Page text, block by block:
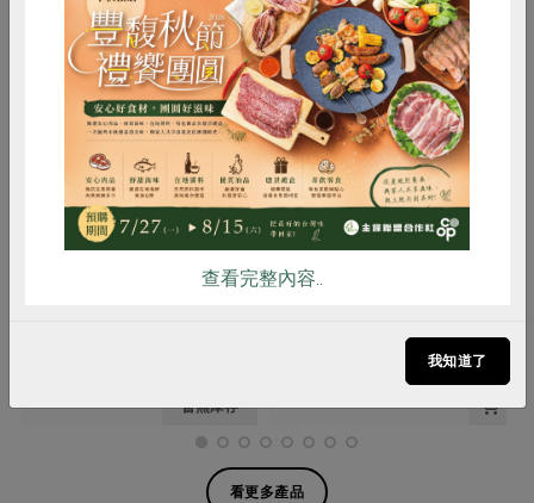
信功實業股份有限公司
暫無庫存
信功實業股份有限公司
看更多產品
惜食 RPET 食譜 減硝酸鹽
雞蛋 食安 共同購買
查看完整內容..
我知道了